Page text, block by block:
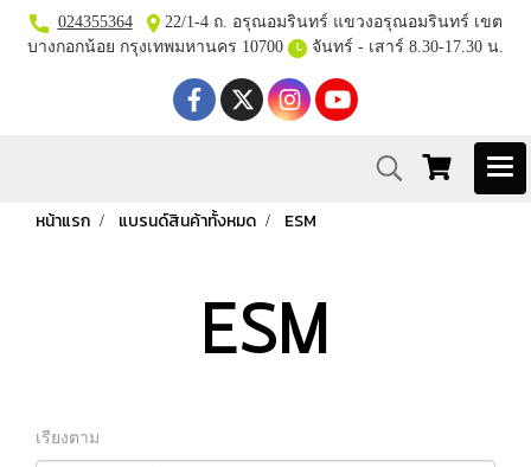
024355364
22/1-4 ถ. อรุณอมรินทร์ แขวงอรุณอมรินทร์ เขต
บางกอกน้อย กรุงเทพมหานคร 10700
จันทร์ - เสาร์ 8.30-17.30 น.
หน้าแรก แบรนด์สินค้าทั้งหมด ESM
ESM
เรียงตาม